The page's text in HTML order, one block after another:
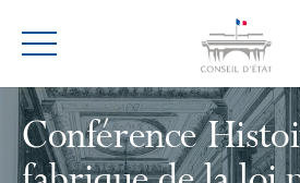
Menu
Conférence